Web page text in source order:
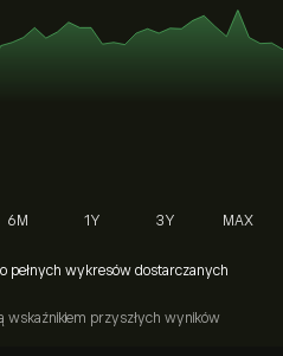
6M 1Y 3Y MAX
pełnych wykresów dostarczanych
wskaźnikiem przyszłych wyników